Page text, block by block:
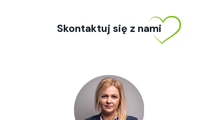
Skontaktuj się z nami